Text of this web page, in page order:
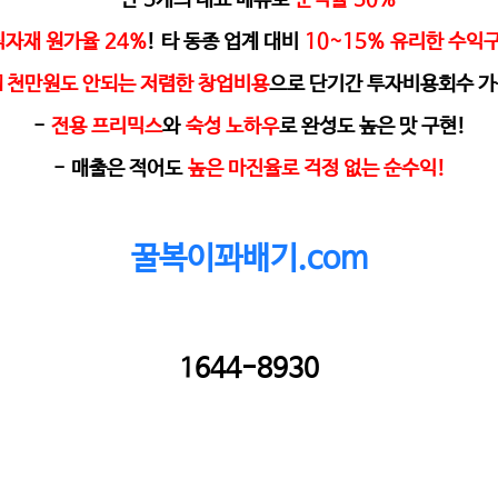
자재 원가율 24%! 타 동종 업계 대비 10~15% 유리한 수익
천만원도 안되는 저렴한 창업비용으로 단기간 투자비용회수
- 전용 프리믹스와 숙성 노하우로 완성도 높은 맛 구현!
- 매출은 적어도 높은 마진율로 걱정 없는 순수익!
꿀복이꽈배기.com
1644-8930